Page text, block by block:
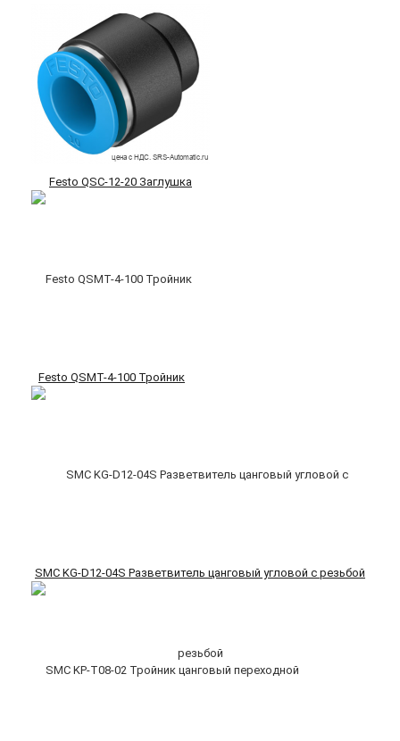
Festo QSC-12-20 Заглушка
Festo QSMT-4-100 Тройник
SMC KG-D12-04S Разветвитель цанговый угловой с резьбой